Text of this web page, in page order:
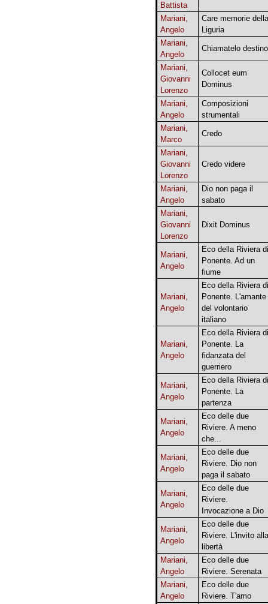
Battista
Mariani,
Angelo
Care memorie della
Liguria
Mariani,
Angelo
Chiamatelo destino
Mariani,
Giovanni
Lorenzo
Collocet eum
Dominus
Mariani,
Angelo
Composizioni
strumentali
Mariani,
Marco
Credo
Mariani,
Giovanni
Lorenzo
Credo videre
Mariani,
Angelo
Dio non paga il
sabato
Mariani,
Giovanni
Lorenzo
Dixit Dominus
Mariani,
Angelo
Eco della Riviera di
Ponente. Ad un
fiume
Mariani,
Angelo
Eco della Riviera di
Ponente. L'amante
del volontario
italiano
Mariani,
Angelo
Eco della Riviera di
Ponente. La
fidanzata del
guerriero
Mariani,
Angelo
Eco della Riviera di
Ponente. La
partenza
Mariani,
Angelo
Eco delle due
Riviere. A meno
che...
Mariani,
Angelo
Eco delle due
Riviere. Dio non
paga il sabato
Mariani,
Angelo
Eco delle due
Riviere.
Invocazione a Dio
Mariani,
Angelo
Eco delle due
Riviere. L'invito alla
libertà
Mariani,
Angelo
Eco delle due
Riviere. Serenata
Mariani,
Angelo
Eco delle due
Riviere. T'amo